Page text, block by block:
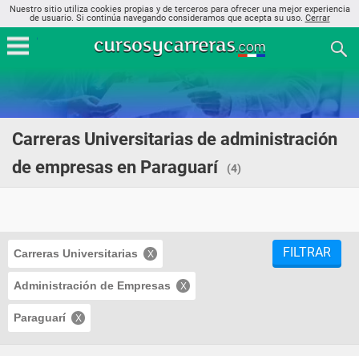
Nuestro sitio utiliza cookies propias y de terceros para ofrecer una mejor experiencia
de usuario. Si continúa navegando consideramos que acepta su uso. Cerrar
Carreras Universitarias de administración
de empresas en Paraguarí
(4)
Carreras Universitarias
Administración de Empresas
Paraguarí
FILTRAR